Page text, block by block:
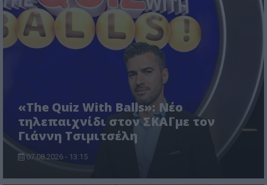
«The Quiz With Balls»: Νέο
τηλεπαιχνίδι στον ΣΚΑΪ με τον
Γιάννη Τσιμιτσέλη
07.08.2026 - 13:15